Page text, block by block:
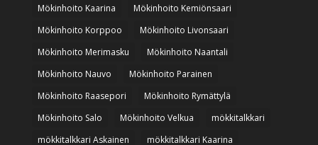
Mökinhoito Kaarina
Mökinhoito Kemiönsaari
Mökinhoito Korppoo
Mökinhoito Livonsaari
Mökinhoito Merimasku
Mökinhoito Naantali
Mökinhoito Nauvo
Mökinhoito Parainen
Mökinhoito Raasepori
Mökinhoito Rymättylä
Mökinhoito Salo
Mökinhoito Velkua
mökkitalkkari
mökkitalkkari Askainen
mökkitalkkari Kaarina